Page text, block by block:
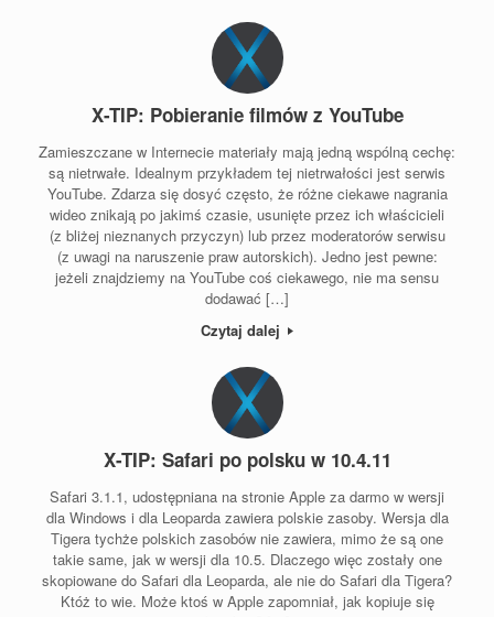
X-TIP: Pobieranie filmów z YouTube
Zamieszczane w Internecie materiały mają jedną wspólną cechę:
są nietrwałe. Idealnym przykładem tej nietrwałości jest serwis
YouTube. Zdarza się dosyć często, że różne ciekawe nagrania
wideo znikają po jakimś czasie, usunięte przez ich właścicieli
(z bliżej nieznanych przyczyn) lub przez moderatorów serwisu
(z uwagi na naruszenie praw autorskich). Jedno jest pewne:
jeżeli znajdziemy na YouTube coś ciekawego, nie ma sensu
dodawać […]
Czytaj dalej
X-TIP: Safari po polsku w 10.4.11
Safari 3.1.1, udostępniana na stronie Apple za darmo w wersji
dla Windows i dla Leoparda zawiera polskie zasoby. Wersja dla
Tigera tychże polskich zasobów nie zawiera, mimo że są one
takie same, jak w wersji dla 10.5. Dlaczego więc zostały one
skopiowane do Safari dla Leoparda, ale nie do Safari dla Tigera?
Któż to wie. Może ktoś w Apple zapomniał, jak kopiuje się